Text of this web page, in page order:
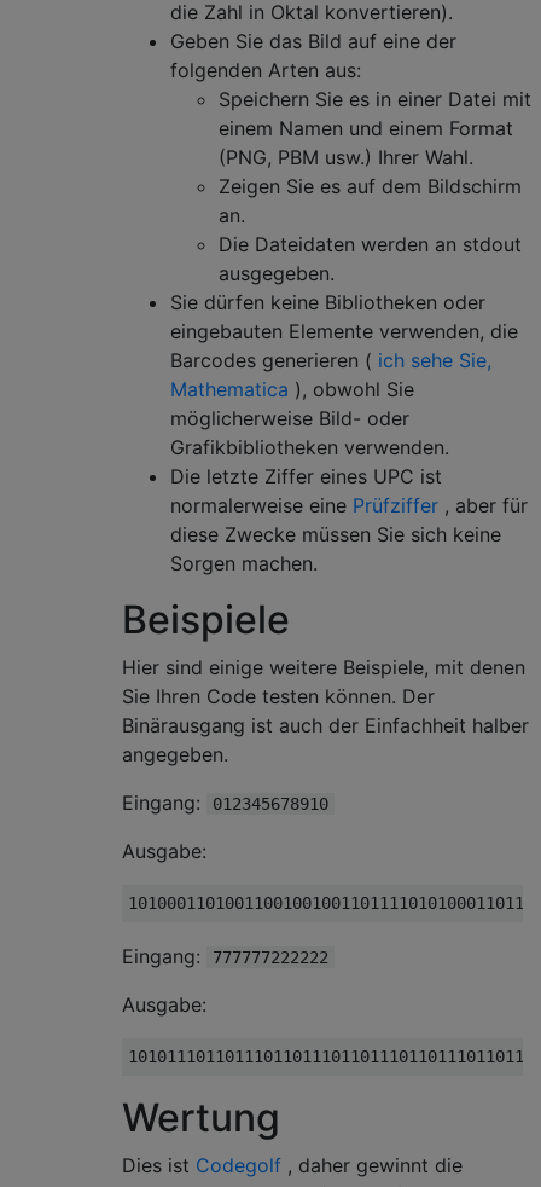
die Zahl in Oktal konvertieren).
Geben Sie das Bild auf eine der
folgenden Arten aus:
Speichern Sie es in einer Datei mit
einem Namen und einem Format
(PNG, PBM usw.) Ihrer Wahl.
Zeigen Sie es auf dem Bildschirm
an.
Die Dateidaten werden an stdout
ausgegeben.
Sie dürfen keine Bibliotheken oder
eingebauten Elemente verwenden, die
Barcodes generieren ( ich sehe Sie,
Mathematica ), obwohl Sie
möglicherweise Bild- oder
Grafikbibliotheken verwenden.
Die letzte Ziffer eines UPC ist
normalerweise eine Prüfziffer , aber für
diese Zwecke müssen Sie sich keine
Sorgen machen.
Beispiele
Hier sind einige weitere Beispiele, mit denen
Sie Ihren Code testen können. Der
Binärausgang ist auch der Einfachheit halber
angegeben.
Eingang:
012345678910
Ausgabe:
Eingang: 777777222222
Ausgabe:
Wertung
Dies ist Codegolf , daher gewinnt die